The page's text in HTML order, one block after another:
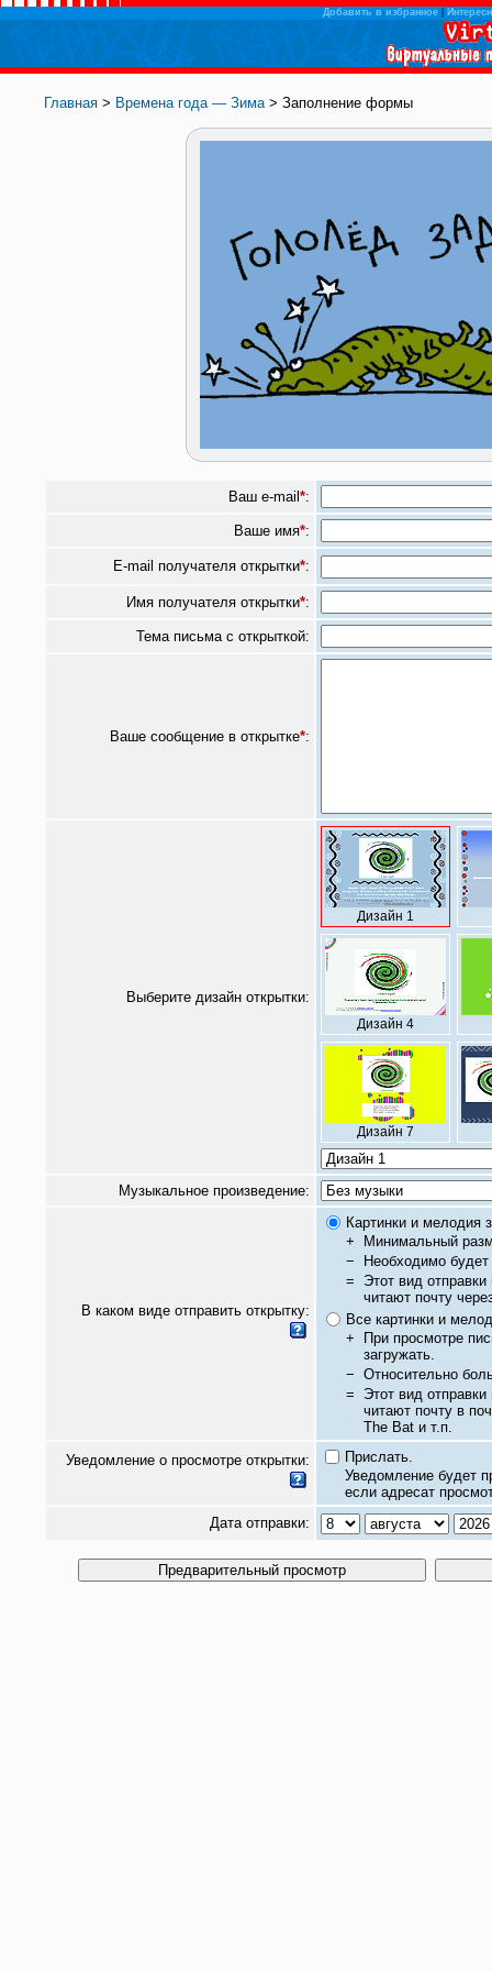
Добавить в избранное|
Главная > Времена года — Зима> Заполнение формы
Ваш e-mail *:
Ваше имя*:
E-mail получателя открытки*:
Имя получателя открытки*:
Тема письма с открыткой:
Ваше сообщение в открытке*:
Выберите дизайн открытки:
Дизайн 1
Дизайн 4
Дизайн 7
Музыкальное произведение:
В каком виде отправить открытку:
Картинки и мелодия
+
Минимальный
−
Необходимо будет
= Этот вид
читают почту
Все картинки и
+
При просмотре
загружать.
− Относительно
= Этот вид
читают почту в
The Bat и т.п.
Уведомление о просмотре открытки:
Прислать.
Уведомление будет
если адресат
Дата отправки: